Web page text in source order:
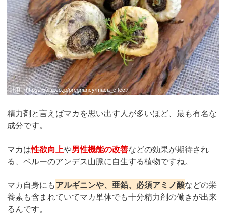
引用：https://belta.co.jp/pregnancy/maca_effect/
精力剤と言えばマカを思い出す人が多いほど、最も有名な
成分です。
マカは性欲向上や男性機能の改善などの効果が期待され
る、ペルーのアンデス山脈に自生する植物ですね。
マカ自身にもアルギニンや、亜鉛、必須アミノ酸などの栄
養素も含まれていてマカ単体でも十分精力剤の働きが出来
るんです。